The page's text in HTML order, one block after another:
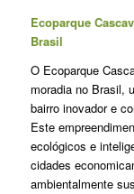
Ecoparque
Brasil
O Ecoparque
moradia no Brasil,
bairro inovador e
Este
ecológicos e
cidades
ambientalmente